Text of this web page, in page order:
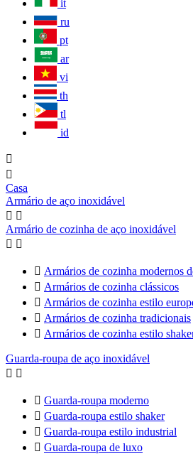
it
ru
pt
ar
vi
th
tl
id


Casa
Armário de aço inoxidável
 
Armário de cozinha de aço inoxidável
 
 Armários de cozinha modernos
 Armários de cozinha clássicos
 Armários de cozinha estilo
 Armários de cozinha tradicionais
 Armários de cozinha estilo
Guarda-roupa de aço inoxidável
 
 Guarda-roupa moderno
 Guarda-roupa estilo shaker
 Guarda-roupa estilo industrial
 Guarda-roupa de luxo